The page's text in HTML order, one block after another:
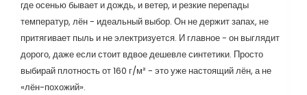
где осенью бывает и дождь, и ветер, и резкие перепады
температур, лён - идеальный выбор. Он не держит запах, не
притягивает пыль и не электризуется. И главное - он выглядит
дорого, даже если стоит вдвое дешевле синтетики. Просто
выбирай плотность от 160 г/м² - это уже настоящий лён, а не
«лён-похожий».